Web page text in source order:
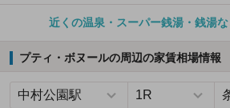
近くの温泉・スーパー銭湯・銭湯
プティ・ボヌールの周辺の家賃相場情報